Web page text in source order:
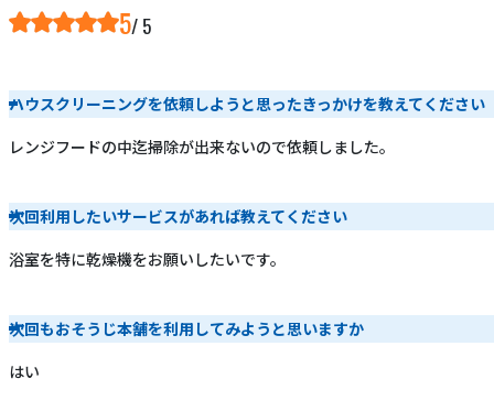
5
ハウスクリーニングを依頼しようと思ったきっかけを教えてください
レンジフードの中迄掃除が出来ないので依頼しました。
次回利用したいサービスがあれば教えてください
浴室を特に乾燥機をお願いしたいです。
次回もおそうじ本舗を利用してみようと思いますか
はい